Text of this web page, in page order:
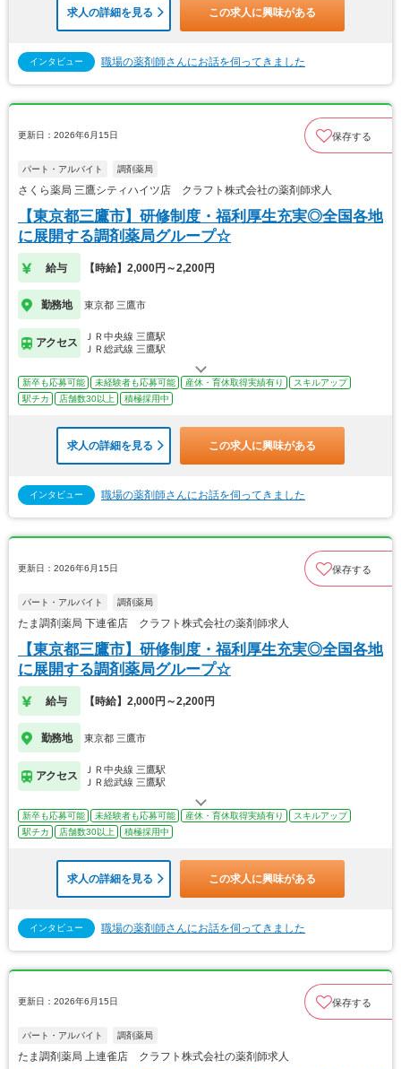
求人の詳細を見る この求人に興味がある
インタビュー 職場の薬剤師さんにお話を伺ってきました
更新日：2026年6月15日 保存する
パート・アルバイト 調剤薬局
さくら薬局 三鷹シティハイツ店 クラフト株式会社の薬剤師求人
【東京都三鷹市】研修制度・福利厚生充実◎全国各地
に展開する調剤薬局グループ☆
給与 【時給】2,000円～2,200円
勤務地 東京都 三鷹市
アクセス
ＪＲ中央線 三鷹駅
ＪＲ総武線 三鷹駅
新卒も応募可能 未経験者も応募可能 産休・育休取得実績有り
スキルアップ
駅チカ
店舗数30以上 積極採用中
求人の詳細を見る この求人に興味がある
インタビュー 職場の薬剤師さんにお話を伺ってきました
更新日：2026年6月15日 保存する
パート・アルバイト 調剤薬局
たま調剤薬局 下連雀店 クラフト株式会社の薬剤師求人
【東京都三鷹市】研修制度・福利厚生充実◎全国各地
に展開する調剤薬局グループ☆
給与 【時給】2,000円～2,200円
勤務地 東京都 三鷹市
アクセス
ＪＲ中央線 三鷹駅
ＪＲ総武線 三鷹駅
新卒も応募可能 未経験者も応募可能 産休・育休取得実績有り
スキルアップ
駅チカ
店舗数30以上 積極採用中
求人の詳細を見る この求人に興味がある
インタビュー 職場の薬剤師さんにお話を伺ってきました
更新日：2026年6月15日 保存する
パート・アルバイト 調剤薬局
たま調剤薬局 上連雀店 クラフト株式会社の薬剤師求人